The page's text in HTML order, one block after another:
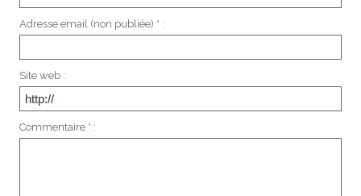
Adresse email (non publiée) * :
Site web :
Commentaire * :